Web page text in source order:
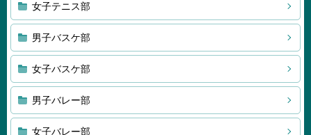
女子テニス部
男子バスケ部
女子バスケ部
男子バレー部
女子バレー部